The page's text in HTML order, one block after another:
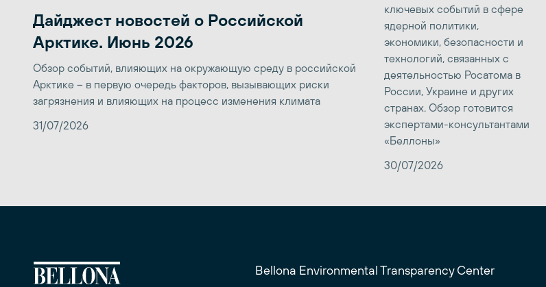
Дайджест новостей о Российской
Арктике. Июнь 2026
Обзор событий, влияющих на окружающую среду в российской
Арктике – в первую очередь факторов, вызывающих риски
загрязнения и влияющих на процесс изменения климата
31/07/2026
ключевых событий в сфере
ядерной политики,
экономики, безопасности и
технологий, связанных с
деятельностью Росатома в
России, Украине и других
странах. Обзор готовится
экспертами-консультантами
«Беллоны»
30/07/2026
Bellona Environmental Transparency Center